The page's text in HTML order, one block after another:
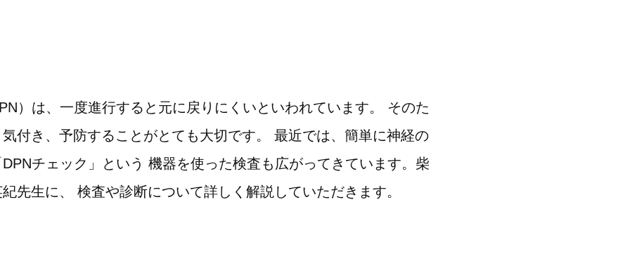
）は、一度進行すると元に戻りにくいといわれています。 そのた
付き、予防することがとても大切です。 最近では、簡単に神経の
チェック」という 機器を使った検査も広がってきています。柴
先生に、 検査や診断について詳しく解説していただきます。